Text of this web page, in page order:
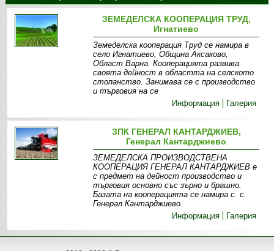
ЗЕМЕДЕЛСКА КООПЕРАЦИЯ ТРУД,
Игнатиево
Земеделска кооперация Труд се намира в
село Игнатиево, Община Аксаково,
Област Варна. Кооперацията развива
своята дейност в областта на селското
стопанство. Занимава се с производство
и търговия на се
Информация
Галерия
ЗПК ГЕНЕРАЛ КАНТАРДЖИЕВ,
Генерал Кантарджиево
ЗЕМЕДЕЛСКА ПРОИЗВОДСТВЕНА
КООПЕРАЦИЯ ГЕНЕРАЛ КАНТАРДЖИЕВ е
с предмет на дейност производство и
търговия основно със зърно и брашно.
Базата на кооперацията се намира с. с.
Генерал Кантарджиево.
Информация
Галерия